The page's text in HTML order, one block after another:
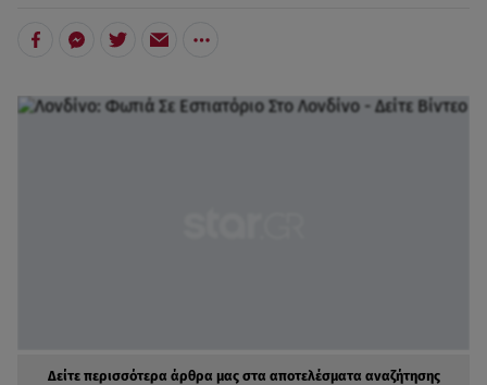
Δείτε περισσότερα άρθρα μας στα αποτελέσματα αναζήτησης